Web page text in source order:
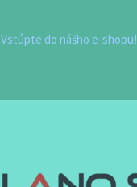
Vstúpte do nášho e-shopu!